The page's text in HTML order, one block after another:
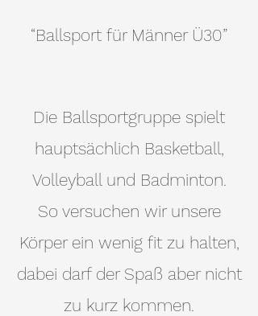
“Ballsport für Männer Ü30”
Die Ballsportgruppe spielt
hauptsächlich Basketball,
Volleyball und Badminton.
So versuchen wir unsere
Körper ein wenig fit zu halten,
dabei darf der Spaß aber nicht
zu kurz kommen.